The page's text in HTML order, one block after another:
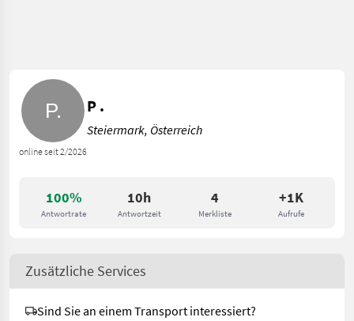
100%
Antwortrate
10h
Antwortzeit
4
Merkliste
+1K
Aufrufe
online seit 2/2026
P .
Steiermark, Österreich
Zusätzliche Services
Sind Sie an einem Transport interessiert?